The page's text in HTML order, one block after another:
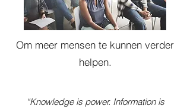
Om meer mensen te kunnen verder
helpen.
“Knowledge is power. Information is